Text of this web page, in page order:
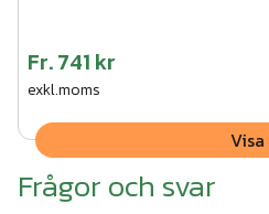
Fr.741 kr
exkl.moms
Visa
Frågor och svar